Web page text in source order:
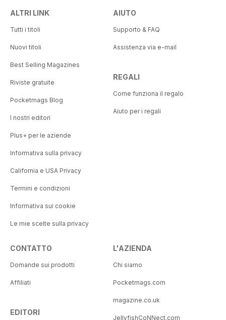
ALTRI LINK
Tutti i titoli
Nuovi titoli
Best Selling Magazines
Riviste gratuite
Pocketmags Blog
I nostri editori
Plus+ per le aziende
Informativa sulla privacy
California e USA Privacy
Termini e condizioni
Informativa sui cookie
Le mie scelte sulla privacy
AIUTO
Supporto & FAQ
Assistenza via e-mail
REGALI
Come funziona il regalo
Aiuto per i regali
CONTATTO
Domande sui prodotti
Affiliati
EDITORI
L'AZIENDA
Chi siamo
Pocketmags.com
magazine.co.uk
JellyfishCoNNect.com